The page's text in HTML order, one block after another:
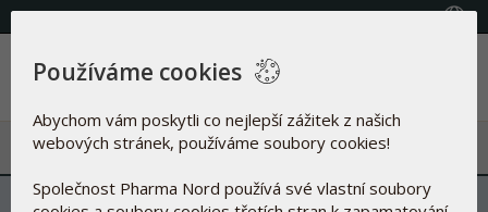
(+420) 800 100 622
Menu
Používáme cookies
Abychom vám poskytli co nejlepší zážitek z našich
webových stránek, používáme soubory cookies!
Společnost Pharma Nord používá své vlastní soubory